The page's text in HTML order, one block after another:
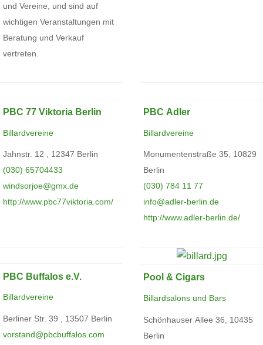
und Vereine, und sind auf
wichtigen Veranstaltungen mit
Beratung und Verkauf
vertreten.
PBC 77 Viktoria Berlin
Billardvereine
Jahnstr. 12 , 12347 Berlin
(030) 65704433
windsorjoe@gmx.de
http://www.pbc77viktoria.com/
PBC Adler
Billardvereine
Monumentenstraße 35, 10829
Berlin
(030) 784 11 77
info@adler-berlin.de
http://www.adler-berlin.de/
PBC Buffalos e.V.
Billardvereine
Berliner Str. 39 , 13507 Berlin
vorstand@pbcbuffalos.com
Pool & Cigars
Billardsalons und Bars
Schönhauser Allee 36, 10435
Berlin